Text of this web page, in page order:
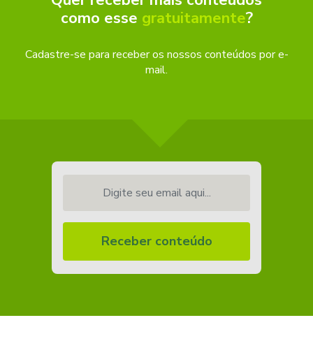
como esse gratuitamente?
Cadastre-se para receber os nossos conteúdos por e-
mail.
Receber conteúdo